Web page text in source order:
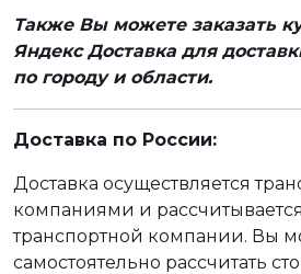
Также Вы можете заказать
Яндекс Доставка для
по городу и области.
Доставка по России:
Доставка осуществляется
компаниями и
транспортной компании. Вы
самостоятельно рассчитать